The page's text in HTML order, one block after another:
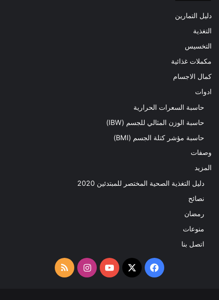
دليل التمارين
التغذية
التخسيس
مكملات غذائية
كمال الاجسام
ادوات
حاسبة السعرات الحرارية
حاسبة الوزن المثالي للجسم (IBW)
حاسبة مؤشر كتلة الجسم (BMI)
وصفات
المزيد
دليل التغذية الصحية المختصر للمبتدئين 2020​
نصائح
رمضان
منوعات
اتصل بنا
فيسبوك
‫X
‫YouTubeانستقرامملخص